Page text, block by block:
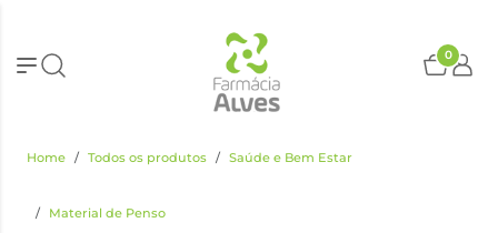
0
Home Todos os produtos Saúde e Bem Estar
Material de Penso